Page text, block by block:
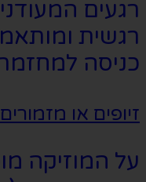
רגעים
רגשית
כניסה למחזמר
זיופים או
על המוזיקה